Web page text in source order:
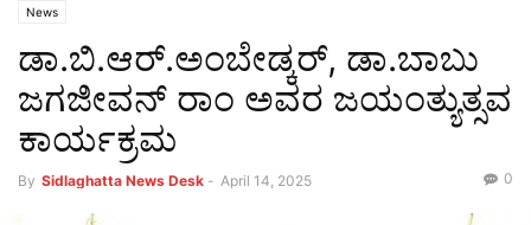
News
ಡಾ.ಬಿ.ಆರ್.ಅಂಬೇಡ್ಕರ್, ಡಾ.ಬಾಬು
ಜಗಜೀವನ್ ರಾಂ ಅವರ ಜಯಂತ್ಯುತ್ಸವ
ಕಾರ್ಯಕ್ರಮ
By Sidlaghatta News Desk - April 14, 2025 0